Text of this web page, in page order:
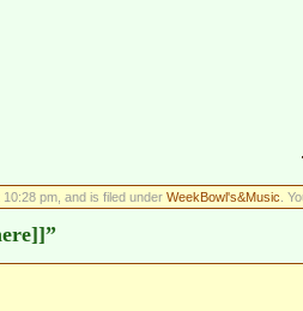
pm, and is filed under WeekBowl's&Music .